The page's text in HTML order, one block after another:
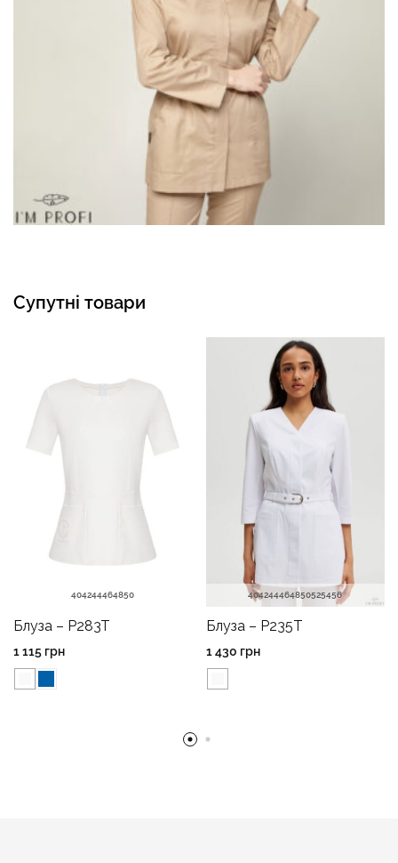
Супутні товари
404244464850
Блуза – P283T
1 115 грн
404244464850525456
Блуза – P235T
1 430 грн